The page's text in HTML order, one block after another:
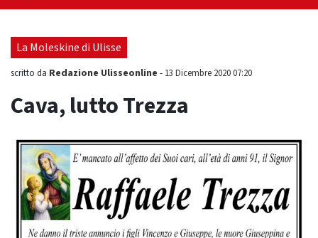
perché esiste"
La Moleskine di Ulisse
scritto da Redazione Ulisseonline - 13 Dicembre 2020 07:20
Cava, lutto Trezza